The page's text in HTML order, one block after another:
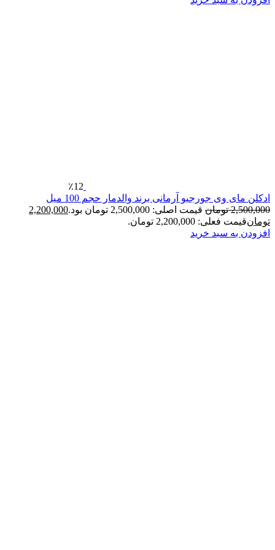
وی جورجیو آرمانی برند والدمار حجم 100 میل
تومان قیمت اصلی: 2,500,000 تومان بود.
2,200,000
2,200,000 تومان.
سبد خرید